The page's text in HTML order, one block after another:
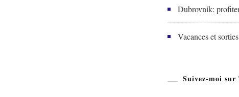
Dubrovnik:
Vacances et
Suivez-moi